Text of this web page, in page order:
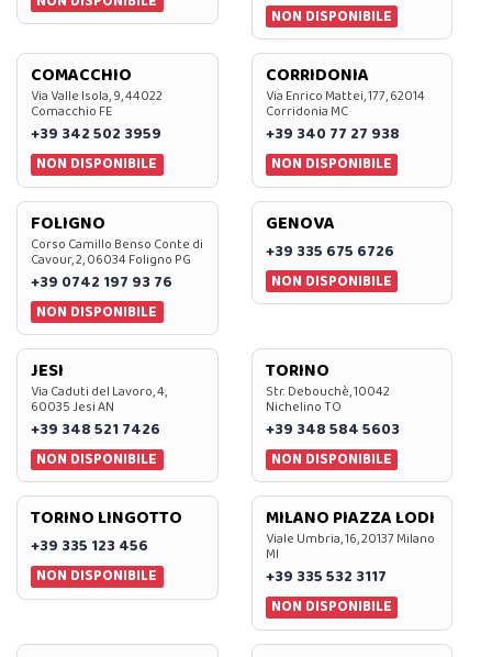
NON DISPONIBILE
COMACCHIO
Via Valle Isola, 9, 44022
Comacchio FE
+39 342 502 3959
NON DISPONIBILE
CORRIDONIA
Via Enrico Mattei, 177, 62014
Corridonia MC
+39 340 77 27 938
NON DISPONIBILE
FOLIGNO
Corso Camillo Benso Conte di
Cavour, 2, 06034 Foligno PG
+39 0742 197 93 76
NON DISPONIBILE
GENOVA
+39 335 675 6726
NON DISPONIBILE
JESI
Via Caduti del Lavoro, 4,
60035 Jesi AN
+39 348 521 7426
NON DISPONIBILE
TORINO
Str. Debouchè, 10042
Nichelino TO
+39 348 584 5603
NON DISPONIBILE
TORINO LINGOTTO
+39 335 123 456
NON DISPONIBILE
MILANO PIAZZA LODI
Viale Umbria, 16, 20137 Milano
MI
+39 335 532 3117
NON DISPONIBILE